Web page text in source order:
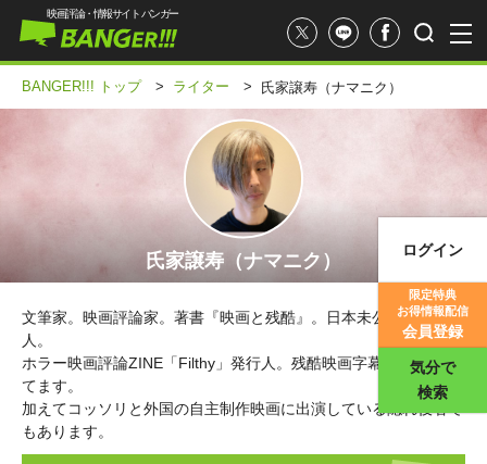
映画記事
映画評価
映画評論・情報サイト バンガー
ログイン
限定特典
お得情報配信
会員登録
気分で
検索
BANGER!!! トップ > ライター > 氏家譲寿（ナマニク）
氏家譲寿（ナマニク）
文筆家。映画評論家。著書『映画と残酷』。日本未公開映画墓掘
人。
ホラー映画評論ZINE「Filthy」発行人。残酷映画字幕監修もやっ
てます。
加えてコッソリと外国の自主制作映画に出演している隠れ役者で
もあります。